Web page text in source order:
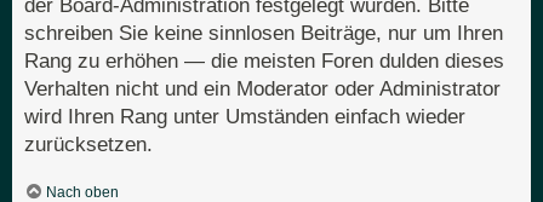
der Board-Administration festgelegt wurden. Bitte
schreiben Sie keine sinnlosen Beiträge, nur um Ihren
Rang zu erhöhen — die meisten Foren dulden dieses
Verhalten nicht und ein Moderator oder Administrator
wird Ihren Rang unter Umständen einfach wieder
zurücksetzen.
Nach oben